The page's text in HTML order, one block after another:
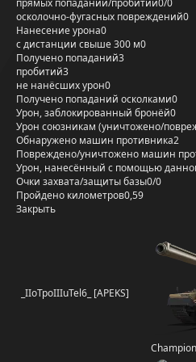
прямых попаданий/пробитий0/0
осколочно-фугасных повреждений0
Нанесение урона0
с дистанции свыше 300 м0
Получено попаданий3
пробитий3
не нанёсших урон0
Получено попаданий осколками0
Урон, заблокированный бронёй0
Урон союзникам (уничтожено/
Обнаружено машин противника2
Повреждено/уничтожено машин
Урон, нанесённый с помощью
Очки захвата/защиты базы0/0
Пройдено километров0,59
Закрыть
_IIoTpoIIIuTel6_ [APEKS]
Champion